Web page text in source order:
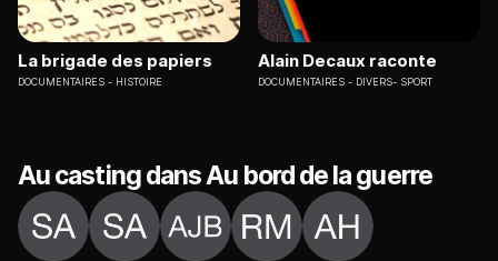
La brigade des papiers
DOCUMENTAIRES HISTOIRE
Alain Decaux raconte
DOCUMENTAIRES DIVERS- SPORT
Au casting dans Au bord de la guerre